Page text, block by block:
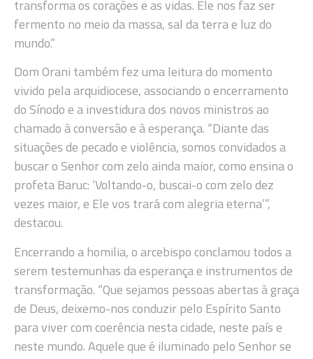
transforma os corações e as vidas. Ele nos faz ser
fermento no meio da massa, sal da terra e luz do
mundo.”
Dom Orani também fez uma leitura do momento
vivido pela arquidiocese, associando o encerramento
do Sínodo e a investidura dos novos ministros ao
chamado à conversão e à esperança. “Diante das
situações de pecado e violência, somos convidados a
buscar o Senhor com zelo ainda maior, como ensina o
profeta Baruc: ‘Voltando-o, buscai-o com zelo dez
vezes maior, e Ele vos trará com alegria eterna’”,
destacou.
Encerrando a homilia, o arcebispo conclamou todos a
serem testemunhas da esperança e instrumentos de
transformação. “Que sejamos pessoas abertas à graça
de Deus, deixemo-nos conduzir pelo Espírito Santo
para viver com coerência nesta cidade, neste país e
neste mundo. Aquele que é iluminado pelo Senhor se